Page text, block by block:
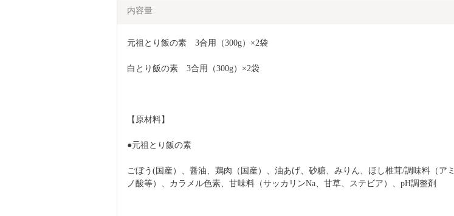
内容量
元祖とり飯の素　3合用（300g）×2袋
白とり飯の素　3合用（300g）×2袋
【原材料】
●元祖とり飯の素
ごぼう(国産）、醤油、鶏肉（国産）、油あげ、砂糖、みりん、ほし椎茸/調味料（アミ
ノ酸等）、カラメル色素、甘味料（サッカリンNa、甘草、ステビア）、pH調整剤